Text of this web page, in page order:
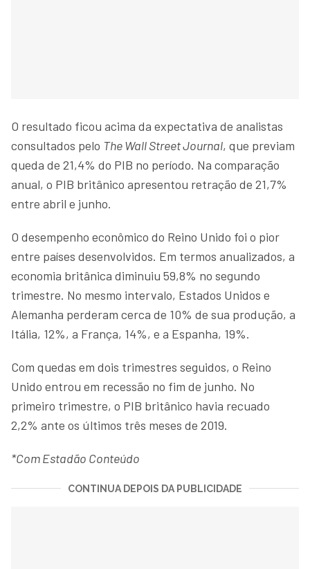
O resultado ficou acima da expectativa de analistas
consultados pelo The Wall Street Journal, que previam
queda de 21,4% do PIB no período. Na comparação
anual, o PIB britânico apresentou retração de 21,7%
entre abril e junho.
O desempenho econômico do Reino Unido foi o pior
entre países desenvolvidos. Em termos anualizados, a
economia britânica diminuiu 59,8% no segundo
trimestre. No mesmo intervalo, Estados Unidos e
Alemanha perderam cerca de 10% de sua produção, a
Itália, 12%, a França, 14%, e a Espanha, 19%.
Com quedas em dois trimestres seguidos, o Reino
Unido entrou em recessão no fim de junho. No
primeiro trimestre, o PIB britânico havia recuado
2,2% ante os últimos três meses de 2019.
*Com Estadão Conteúdo
CONTINUA DEPOIS DA PUBLICIDADE